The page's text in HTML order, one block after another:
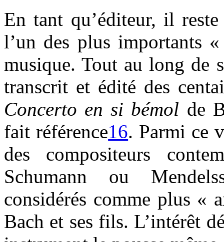
En tant qu’éditeur, il
l’un des plus importants
musique. Tout au long de
transcrit et édité des
Concerto en si bémol de
fait référence16. Parmi ce
des compositeurs
Schumann ou
considérés comme plus «
Bach et ses fils. L’intérêt